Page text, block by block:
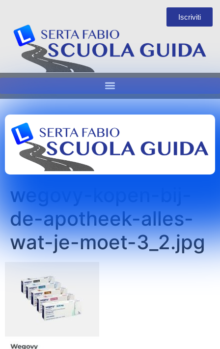
Iscriviti
wegovy-kopen-bij-
de-apotheek-alles-
wat-je-moet-3_2.jpg